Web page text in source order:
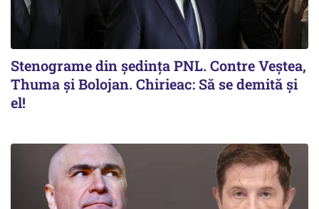
Stenograme din ședința PNL. Contre Veștea,
Thuma și Bolojan. Chirieac: Să se demită și
el!